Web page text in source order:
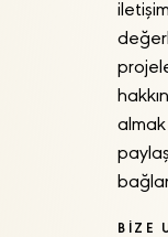
BİZE